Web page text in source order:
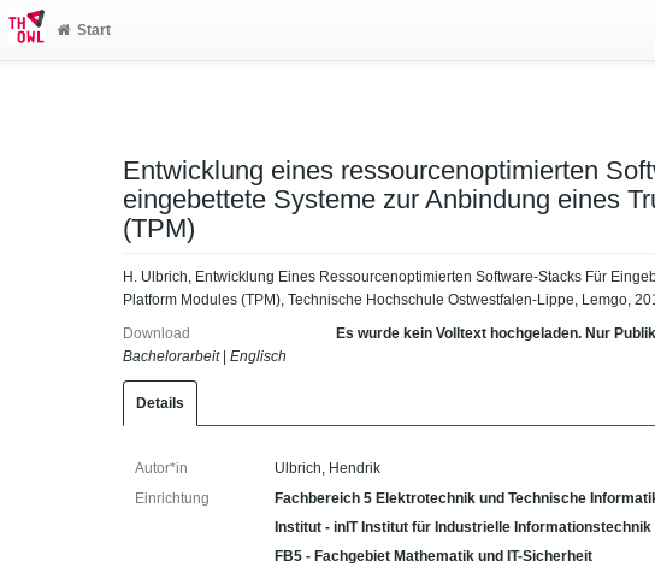
Start
Entwicklung eines ressourcenoptimierten
eingebettete Systeme zur Anbindung eines
(TPM)
H. Ulbrich, Entwicklung Eines Ressourcenoptimierten Software-Stacks Für
Platform Modules (TPM), Technische Hochschule Ostwestfalen-Lippe, Lemgo,
Download
Es wurde kein Volltext hochgeladen. Nur
Bachelorarbeit| Englisch
Details
Autor*in
Ulbrich, Hendrik
Einrichtung
Fachbereich 5 Elektrotechnik und Technische
Institut - inIT Institut für Industrielle Informationstechnik
FB5 - Fachgebiet Mathematik und IT-Sicherheit